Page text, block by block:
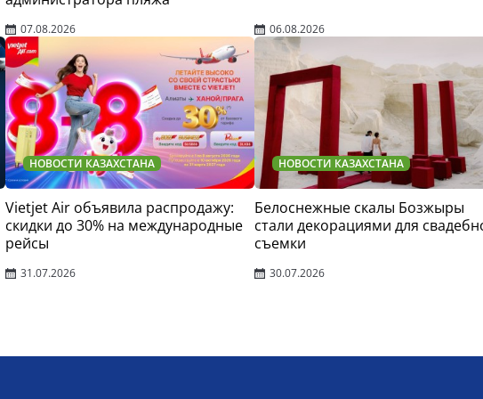
07.08.2026 06.08.2026
НОВОСТИ КАЗАХСТАНА
Vietjet Air объявила распродажу:
скидки до 30% на международные
рейсы
31.07.2026
НОВОСТИ КАЗАХСТАНА
Белоснежные скалы Бозжыры
стали декорациями для
съемки
30.07.2026